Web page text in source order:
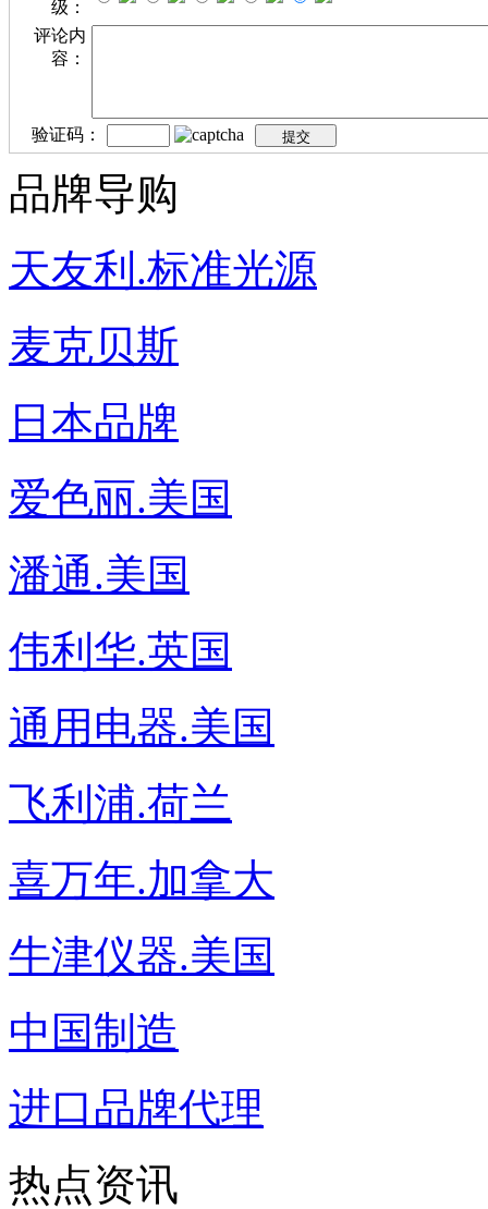
级：
评论内
容：
验证码：
品牌导购
天友利.标准光源
麦克贝斯
日本品牌
爱色丽.美国
潘通.美国
伟利华.英国
通用电器.美国
飞利浦.荷兰
喜万年.加拿大
牛津仪器.美国
中国制造
进口品牌代理
热点资讯